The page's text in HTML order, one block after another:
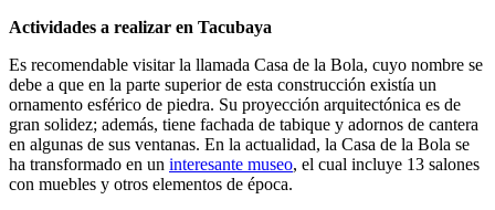
Actividades a realizar en Tacubaya
Es recomendable visitar la llamada Casa de la Bola, cuyo nombre se
debe a que en la parte superior de esta construcción existía un
ornamento esférico de piedra. Su proyección arquitectónica es de
gran solidez; además, tiene fachada de tabique y adornos de cantera
en algunas de sus ventanas. En la actualidad, la Casa de la Bola se
ha transformado en un interesante museo, el cual incluye 13 salones
con muebles y otros elementos de época.